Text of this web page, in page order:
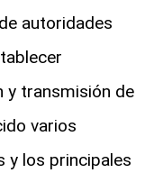
autoridades
y transmisión de
varios
y los principales